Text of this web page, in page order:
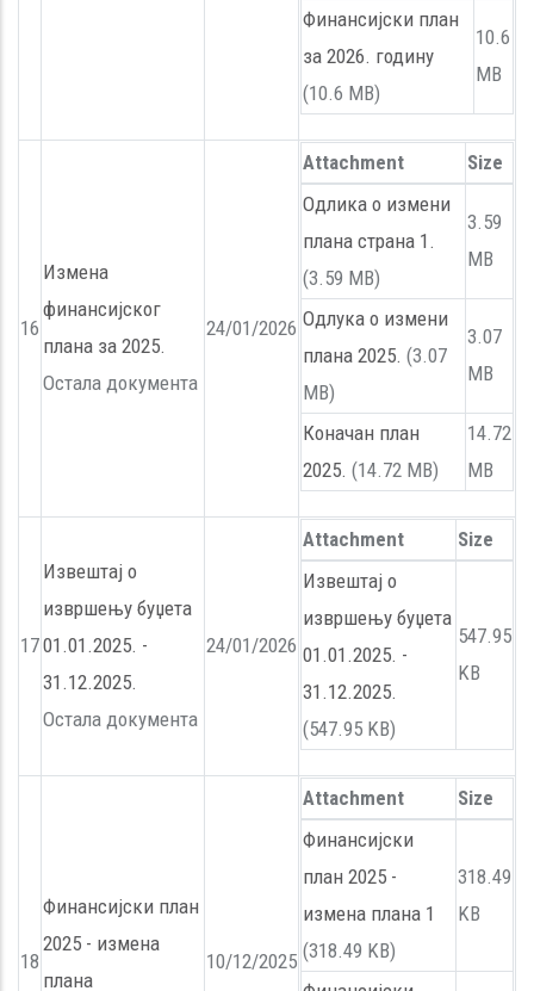
Финансијски план
за 2026. годину
(10.6 MB)
10.6
MB
16
Измена
финансијског
плана за 2025.
Остала документа
24/01/2026
Attachment
Size
Одлика о измени
плана страна 1.
(3.59 MB)
3.59
MB
Одлука о измени
плана 2025. (3.07
MB)
3.07
MB
Коначан план
2025. (14.72 MB)
14.72
MB
17
Извештај о
извршењу буџета
01.01.2025. -
31.12.2025.
Остала документа
24/01/2026
Attachment
Size
Извештај о
извршењу буџета
01.01.2025. -
31.12.2025.
(547.95 KB)
547.95
KB
18
Финансијски план
2025 - измена
плана
10/12/2025
Attachment
Size
Финансијски
план 2025 -
измена плана 1
(318.49 KB)
318.49
KB